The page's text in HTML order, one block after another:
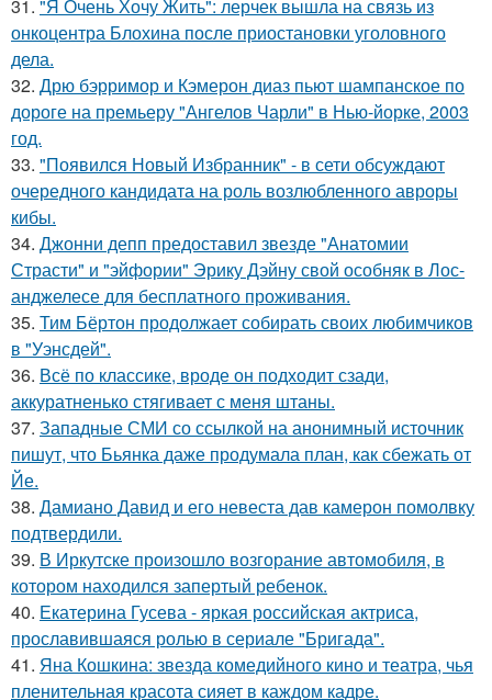
31. "Я Очень Хочу Жить": лерчек вышла на связь из
онкоцентра Блохина после приостановки уголовного
дела.
32. Дрю бэрримор и Кэмерон диаз пьют шампанское по
дороге на премьеру "Ангелов Чарли" в Нью-йорке, 2003
год.
33. "Появился Новый Избранник" - в сети обсуждают
очередного кандидата на роль возлюбленного авроры
кибы.
34. Джонни депп предоставил звезде "Анатомии
Страсти" и "эйфории" Эрику Дэйну свой особняк в Лос-
анджелесе для бесплатного проживания.
35. Тим Бёртон продолжает собирать своих любимчиков
в "Уэнсдей".
36. Всё по классике, вроде он подходит сзади,
аккуратненько стягивает с меня штаны.
37. Западные СМИ со ссылкой на анонимный источник
пишут, что Бьянка даже продумала план, как сбежать от
Йе.
38. Дамиано Давид и его невеста дав камерон помолвку
подтвердили.
39. В Иркутске произошло возгорание автомобиля, в
котором находился запертый ребенок.
40. Екатерина Гусева - яркая российская актриса,
прославившаяся ролью в сериале "Бригада".
41. Яна Кошкина: звезда комедийного кино и театра, чья
пленительная красота сияет в каждом кадре.